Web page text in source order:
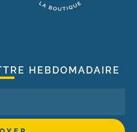
HEBDOMADAIRE